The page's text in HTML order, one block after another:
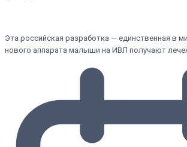
Эта российская разработка — единственная в
нового аппарата малыши на ИВЛ получают